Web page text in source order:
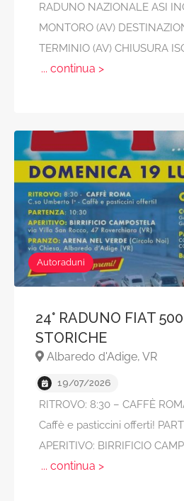
RADUNO NAZIONALE ASI
MONTORO (AV)
TERMINIO (AV) CHIUSURA
... continua >
Autoraduni
24° RADUNO FIAT
STORICHE
Albaredo d'Adige, VR
19/07/2026
RITROVO: 8:30 – CAFFÈ
Caffè e pasticcini offerti!
APERITIVO: BIRRIFICIO
... continua >